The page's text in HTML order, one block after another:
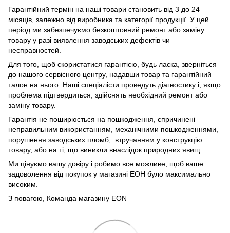
Гарантійний термін на наші товари становить від 3 до 24
місяців, залежно від виробника та категорії продукції. У цей
період ми забезпечуємо безкоштовний ремонт або заміну
товару у разі виявлення заводських дефектів чи
несправностей.
Для того, щоб скористатися гарантією, будь ласка, зверніться
до нашого сервісного центру, надавши товар та гарантійний
талон на нього. Наші спеціалісти проведуть діагностику і, якщо
проблема підтвердиться, здійснять необхідний ремонт або
заміну товару.
Гарантія не поширюється на пошкодження, спричинені
неправильним використанням, механічними пошкодженнями,
порушення заводських пломб, втручанням у конструкцію
товару, або на ті, що виникли внаслідок природних явищ.
Ми цінуємо вашу довіру і робимо все можливе, щоб ваше
задоволення від покупок у магазині ЕОН було максимально
високим.
З повагою, Команда магазину EON